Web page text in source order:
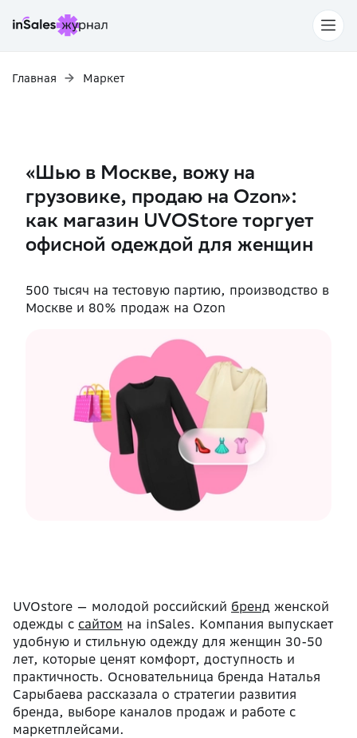
Главная Маркет
«Шью в Москве, вожу на
грузовике, продаю на Ozon»:
как магазин UVOStore торгует
офисной одеждой для женщин
500 тысяч на тестовую партию, производство в
Москве и 80% продаж на Ozon
UVOstore — молодой российский бренд женской
одежды с сайтом на inSales. Компания выпускает
удобную и стильную одежду для женщин 30-50
лет, которые ценят комфорт, доступность и
практичность. Основательница бренда Наталья
Сарыбаева рассказала о стратегии развития
бренда, выборе каналов продаж и работе с
маркетплейсами.